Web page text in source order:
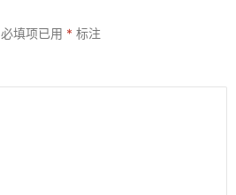
必填项已用 * 标注